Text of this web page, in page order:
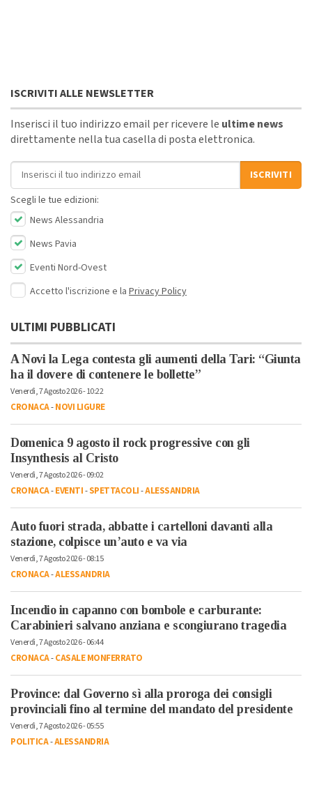
ISCRIVITI ALLE NEWSLETTER
Inserisci il tuo indirizzo email per ricevere le ultime news
direttamente nella tua casella di posta elettronica.
Indirizzo email
ISCRIVITI
Scegli le tue edizioni:
News Alessandria
News Pavia
Eventi Nord-Ovest
Accetto l'iscrizione e la Privacy Policy
ULTIMI PUBBLICATI
A Novi la Lega contesta gli aumenti della Tari: “Giunta
ha il dovere di contenere le bollette”
Venerdì, 7 Agosto 2026 - 10:22
CRONACA-NOVI LIGURE
Domenica 9 agosto il rock progressive con gli
Insynthesis al Cristo
Venerdì, 7 Agosto 2026 - 09:02
CRONACA-EVENTI-SPETTACOLI-ALESSANDRIA
Auto fuori strada, abbatte i cartelloni davanti alla
stazione, colpisce un’auto e va via
Venerdì, 7 Agosto 2026 - 08:15
CRONACA-ALESSANDRIA
Incendio in capanno con bombole e carburante:
Carabinieri salvano anziana e scongiurano tragedia
Venerdì, 7 Agosto 2026 - 06:44
CRONACA-CASALE MONFERRATO
Province: dal Governo sì alla proroga dei consigli
provinciali fino al termine del mandato del presidente
Venerdì, 7 Agosto 2026 - 05:55
POLITICA-ALESSANDRIA